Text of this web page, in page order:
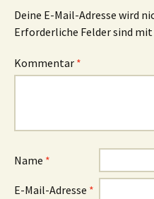
Deine E-Mail-Adresse wird
Erforderliche Felder sind mit
Kommentar *
Name *
E-Mail-Adresse *